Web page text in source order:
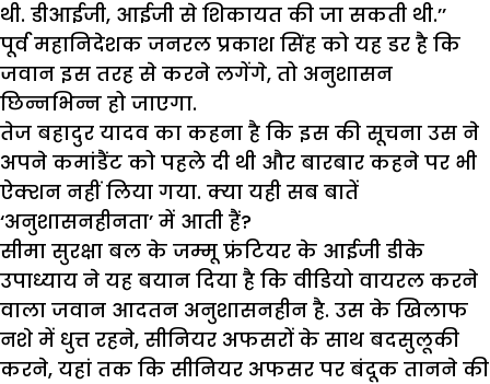
थी. डीआईजी, आईजी से शिकायत की जा सकती थी.’’
पूर्व महानिदेशक जनरल प्रकाश सिंह को यह डर है कि
जवान इस तरह से करने लगेंगे, तो अनुशासन
छिन्नभिन्न हो जाएगा.
तेज बहादुर यादव का कहना है कि इस की सूचना उस ने
अपने कमांडैंट को पहले दी थी और बारबार कहने पर भी
ऐक्शन नहीं लिया गया. क्या यही सब बातें
‘अनुशासनहीनता’ में आती हैं?
सीमा सुरक्षा बल के जम्मू फ्रंटियर के आईजी डीके
उपाध्याय ने यह बयान दिया है कि वीडियो वायरल करने
वाला जवान आदतन अनुशासनहीन है. उस के खिलाफ
नशे में धुत्त रहने, सीनियर अफसरों के साथ बदसुलूकी
करने, यहां तक कि सीनियर अफसर पर बंदूक तानने की